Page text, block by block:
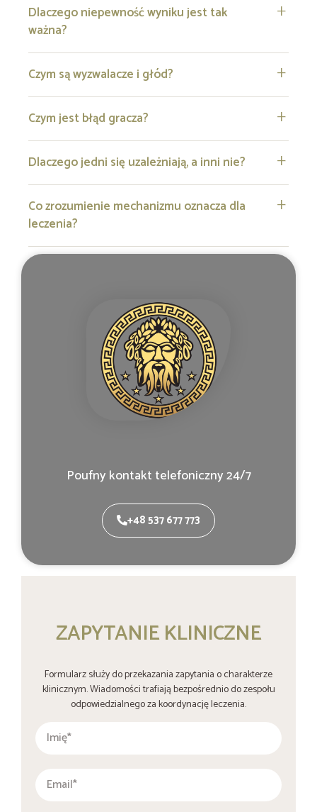
Dlaczego niepewność wyniku jest tak
ważna?
Czym są wyzwalacze i głód?
Czym jest błąd gracza?
Dlaczego jedni się uzależniają, a inni nie?
Co zrozumienie mechanizmu oznacza dla
leczenia?
Poufny kontakt telefoniczny 24/7
+48 537 677 773
ZAPYTANIE KLINICZNE
Formularz służy do przekazania zapytania o charakterze
klinicznym. Wiadomości trafiają bezpośrednio do zespołu
odpowiedzialnego za koordynację leczenia.